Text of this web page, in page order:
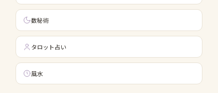
数秘術
タロット占い
風水